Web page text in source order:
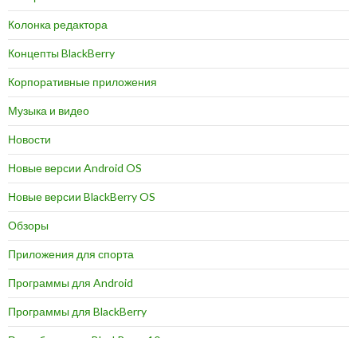
Колонка редактора
Концепты BlackBerry
Корпоративные приложения
Музыка и видео
Новости
Новые версии Android OS
Новые версии BlackBerry OS
Обзоры
Приложения для спорта
Программы для Android
Программы для BlackBerry